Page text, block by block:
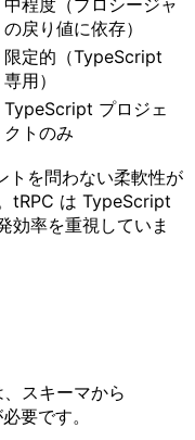
中程度（プロシージャ
の戻り値に依存）
限定的（TypeScript
専用）
TypeScript プロジェ
クトのみ
トを問わない柔軟性が
tRPC は TypeScript
効率を重視していま
スキーマから
要です。